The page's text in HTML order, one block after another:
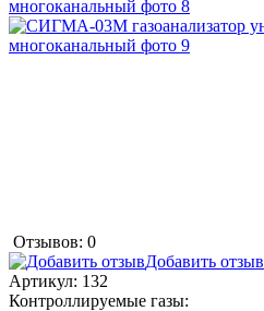
Отзывов: 0
Добавить отзыв
Артикул: 132
Контроллируемые газы: